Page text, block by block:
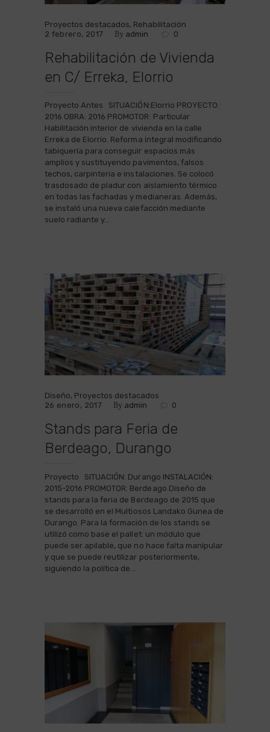
Proyectos destacados, Rehabilitación
2 febrero, 2017
By admin 0
Rehabilitación de Vivienda
en C/ Erreka, Elorrio
Proyecto Antes SITUACIÓN:Elorrio PROYECTO:
2016 OBRA: 2016 PROMOTOR: Particular
Habilitación interior de vivienda en la calle
Erreka de Elorrio. Reforma integral modificando
tabiquería para conseguir espacios más
amplios y sustituyendo pavimentos, falsos
techos, carpintería e instalaciones. Se colocó
trasdosado de pladur con aislamiento térmico
en todas las fachadas y medianeras. Además,
se instaló una nueva calefacción mediante
suelo radiante y…
Diseño, Proyectos destacados
26 enero, 2017
By admin 0
Stands para Feria de
Berdeago, Durango
Proyecto SITUACIÓN: Durango INSTALACIÓN:
2015-2016 PROMOTOR: Berdeago Diseño de
stands para la feria de Berdeago de 2015 que
se desarrolló en el Multiosos Landako Gunea de
Durango. Para la formación de los stands se
utilizó como base el pallet: un módulo que
puede ser apilable, que no hace falta manipular
y que se puede reutilizar posteriormente,
siguiendo la política de…